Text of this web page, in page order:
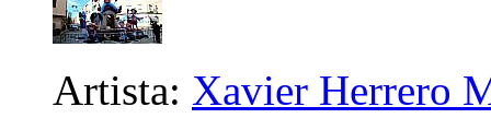
Artista: Xavier Herrero